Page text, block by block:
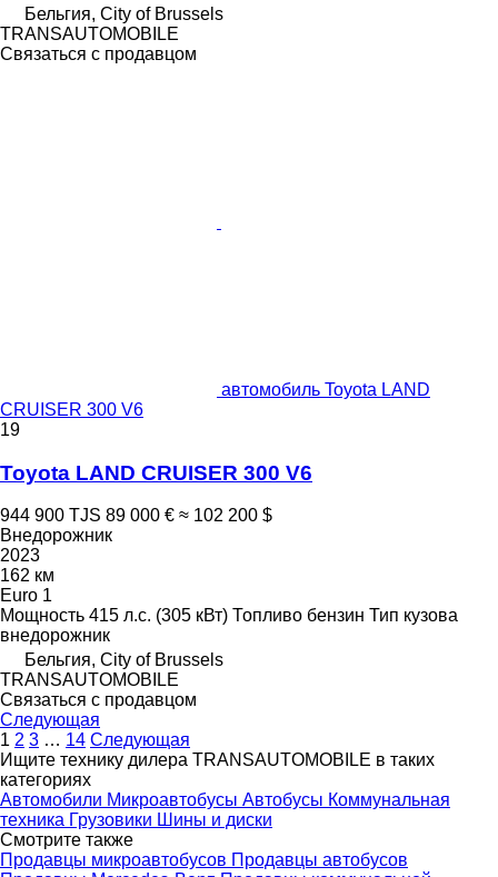
Бельгия, City of Brussels
TRANSAUTOMOBILE
Связаться с продавцом
автомобиль Toyota LAND
CRUISER 300 V6
19
Toyota LAND CRUISER 300 V6
944 900 TJS 89 000 € ≈ 102 200 $
Внедорожник
2023
162 км
Euro 1
Мощность 415 л.с. (305 кВт) Топливо бензин Тип кузова
внедорожник
Бельгия, City of Brussels
TRANSAUTOMOBILE
Связаться с продавцом
Следующая
1 2 3 … 14 Следующая
Ищите технику дилера TRANSAUTOMOBILE в таких
категориях
Автомобили Микроавтобусы Автобусы Коммунальная
техника Грузовики Шины и диски
Смотрите также
Продавцы микроавтобусов Продавцы автобусов